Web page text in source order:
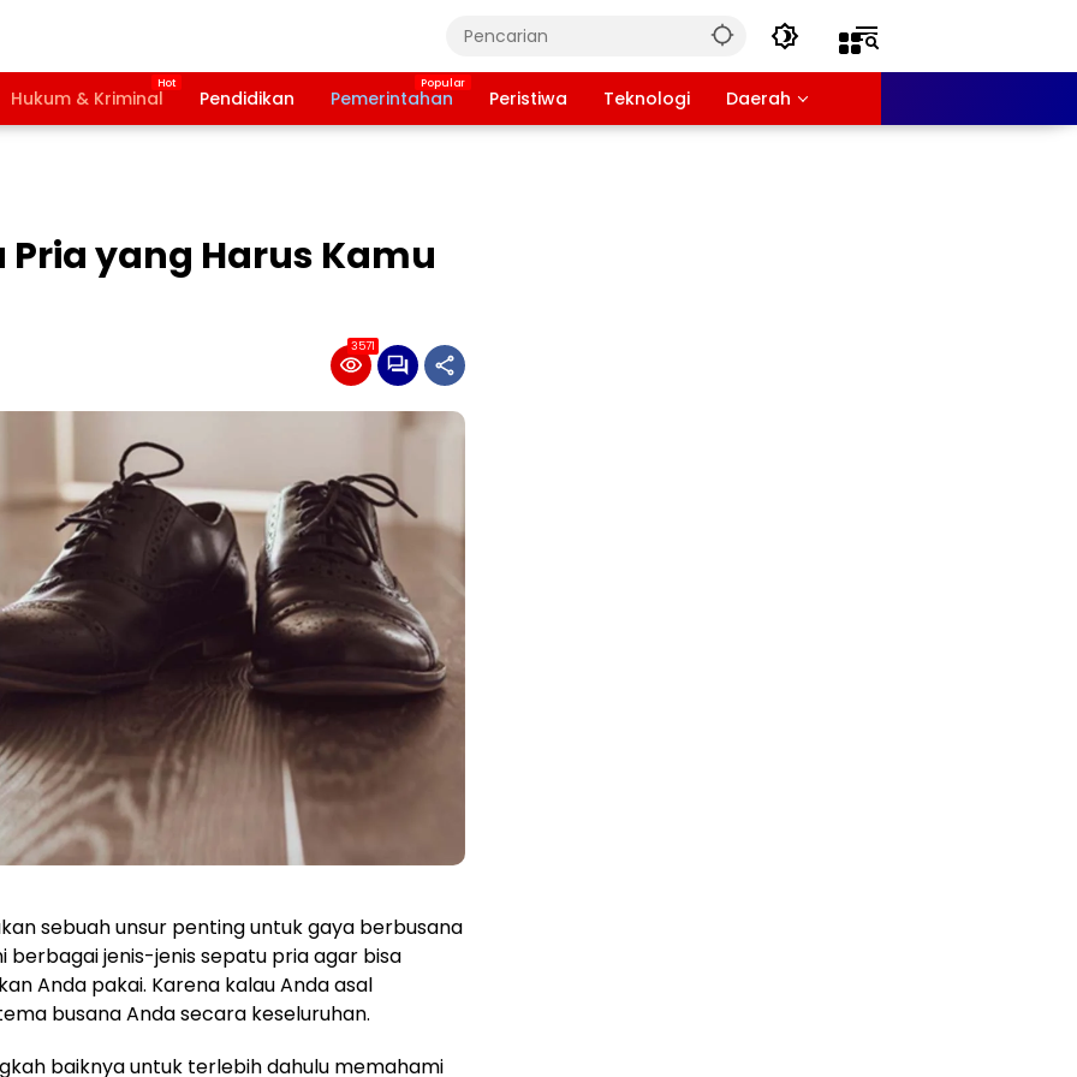
Hukum & Kriminal Pendidikan Pemerintahan Peristiwa Teknologi Daerah
yang Harus Kamu
3571
sebuah unsur penting untuk gaya berbusana
berbagai jenis-jenis sepatu pria agar bisa
Anda pakai. Karena kalau Anda asal
busana Anda secara keseluruhan.
baiknya untuk terlebih dahulu memahami